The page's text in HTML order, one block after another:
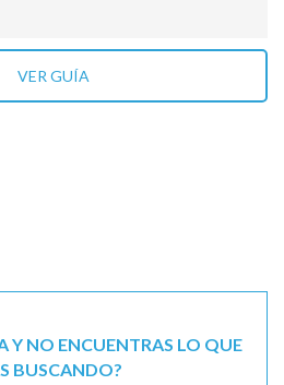
VER GUÍA
Y NO ENCUENTRAS LO QUE
BUSCANDO?